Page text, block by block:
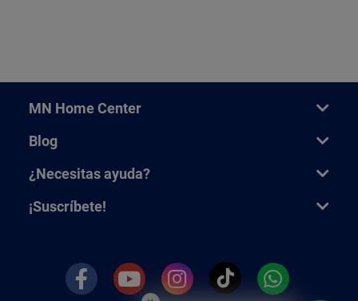
MN Home Center
Blog
¿Necesitas ayuda?
¡Suscríbete!